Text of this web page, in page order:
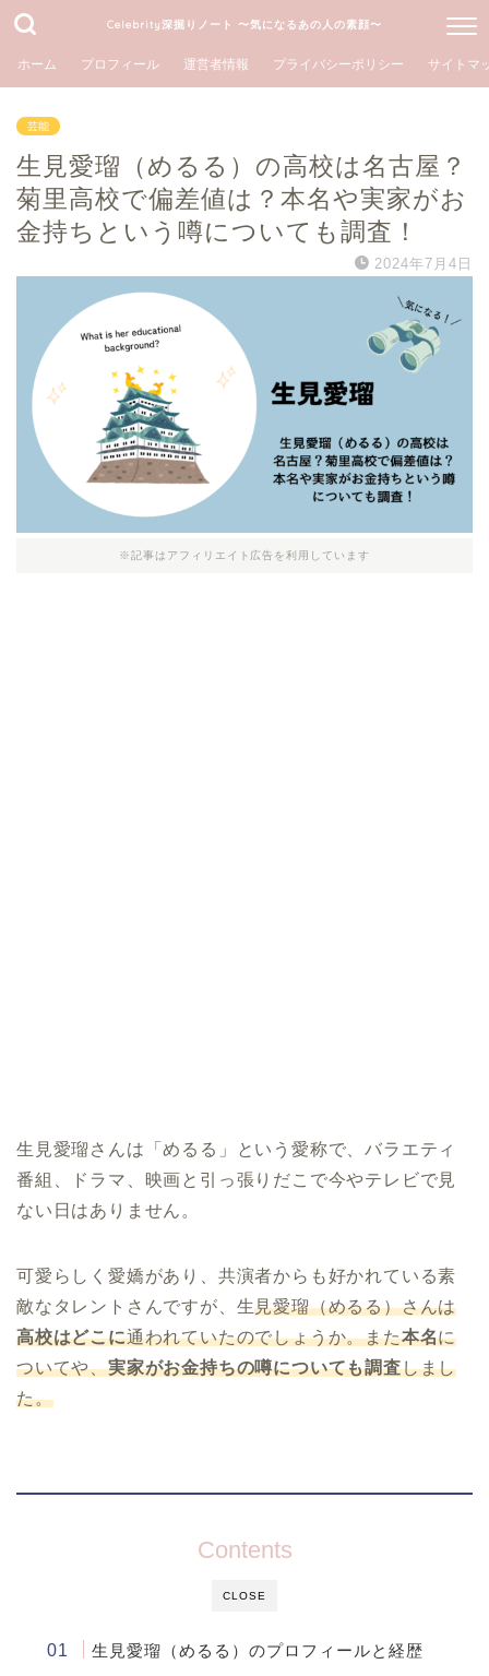
Celebrity深掘りノート 〜気になるあの人の素顔〜
ホーム プロフィール 運営者情報 プライバシーポリシー サイトマ
芸能
生見愛瑠（めるる）の高校は名古屋？
菊里高校で偏差値は？本名や実家がお
金持ちという噂についても調査！
2024年7月4日
※記事はアフィリエイト広告を利用しています
生見愛瑠さんは「めるる」という愛称で、バラエティ
番組、ドラマ、映画と引っ張りだこで今やテレビで見
ない日はありません。
可愛らしく愛嬌があり、共演者からも好かれている素
敵なタレントさんですが、生見愛瑠（めるる）さんは
高校はどこに通われていたのでしょうか。また本名に
ついてや、実家がお金持ちの噂についても調査しまし
た。
CLOSE
Contents
生見愛瑠（めるる）のプロフィールと経歴